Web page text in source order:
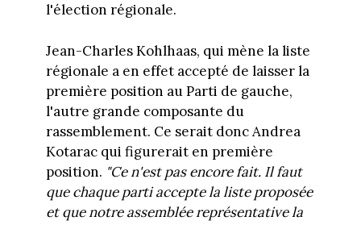
l'élection régionale.
Jean-Charles Kohlhaas, qui mène la liste
régionale a en effet accepté de laisser la
première position au Parti de gauche,
l'autre grande composante du
rassemblement. Ce serait donc Andrea
Kotarac qui figurerait en première
position. "Ce n'est pas encore fait. Il faut
que chaque parti accepte la liste proposée
et que notre assemblée représentative la